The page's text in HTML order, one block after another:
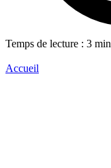
Temps de lecture : 3 min
Accueil